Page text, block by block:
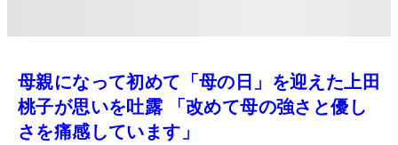
母親になって初めて「母の日」を迎えた上田
桃子が思いを吐露 「改めて母の強さと優し
さを痛感しています」